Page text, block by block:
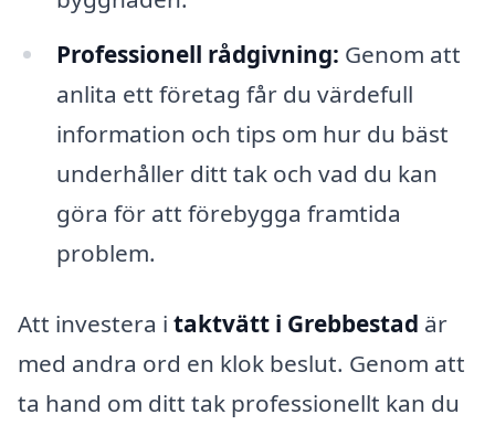
Professionell rådgivning: Genom att
anlita ett företag får du värdefull
information och tips om hur du bäst
underhåller ditt tak och vad du kan
göra för att förebygga framtida
problem.
Att investera i taktvätt i Grebbestad är
med andra ord en klok beslut. Genom att
ta hand om ditt tak professionellt kan du